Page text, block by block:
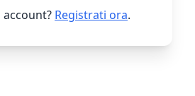
Registrati ora.